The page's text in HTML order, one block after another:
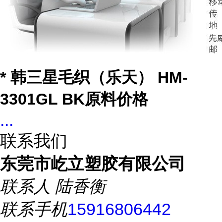
* 韩三星毛织（乐天） HM-
3301GL BK原料价格
...
联系我们
东莞市屹立塑胶有限公司
联系人 陆香衡
联系手机15916806442